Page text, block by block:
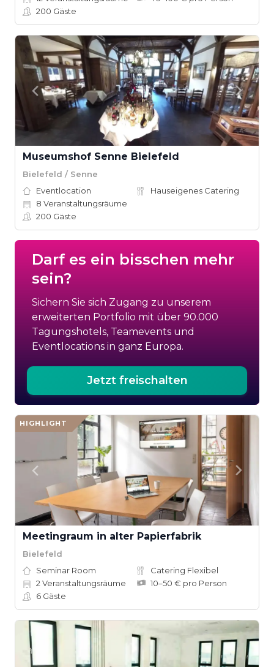
200 Gäste
Museumshof Senne Bielefeld
Bielefeld / Senne
Eventlocation
Hauseigenes Catering
8 Veranstaltungsräume
200 Gäste
Darf es ein bisschen mehr
sein?
Sichern Sie sich Zugang zu unserem
erweiterten Portfolio mit über 90.000
Tagungshotels, Teamevents und
Eventlocations in ganz Europa.
Jetzt freischalten
HIGHLIGHT
Meetingraum in alter Papierfabrik
Bielefeld
Seminar Room
Catering Flexibel
2 Veranstaltungsräume
10–50 € pro Person
6 Gäste